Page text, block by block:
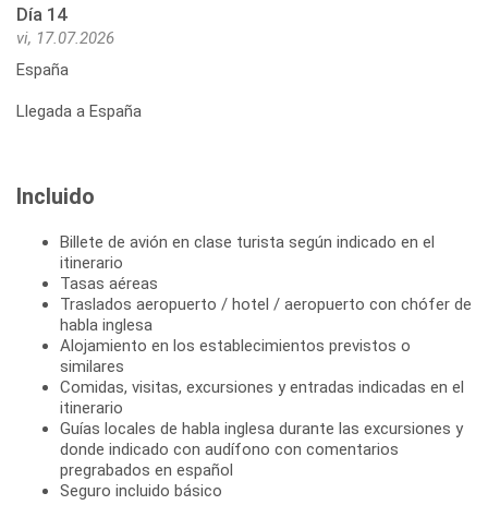
Día 14
vi, 17.07.2026
España
Llegada a España
Incluido
Billete de avión en clase turista según indicado en el
itinerario
Tasas aéreas
Traslados aeropuerto / hotel / aeropuerto con chófer de
habla inglesa
Alojamiento en los establecimientos previstos o
similares
Comidas, visitas, excursiones y entradas indicadas en el
itinerario
Guías locales de habla inglesa durante las excursiones y
donde indicado con audífono con comentarios
pregrabados en español
Seguro incluido básico